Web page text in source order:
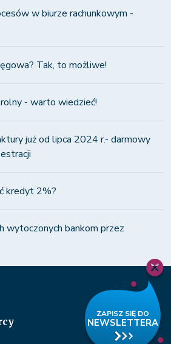
w biurze rachunkowym -
Tak, to możliwe!
- warto wiedzieć!
już od lipca 2024 r.- darmowy
kredyt 2%?
wytoczonych bankom przez